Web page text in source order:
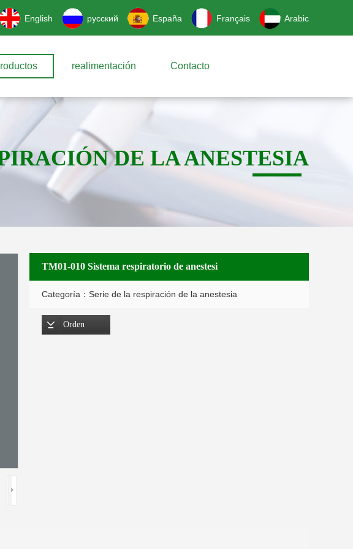
English русский España Français Arabic
realimentación Contacto
DE LA ANESTESIA
TM01-010 Sistema respiratorio de anestesi
Categoría：Serie de la respiración de la anestesia
Orden